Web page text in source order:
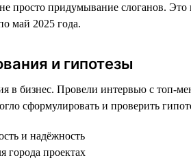
просто придумывание слоганов. Это
май 2025 года.
и гипотезы
в бизнес. Провели интервью с топ-
сформулировать и проверить
и надёжность
города проектах